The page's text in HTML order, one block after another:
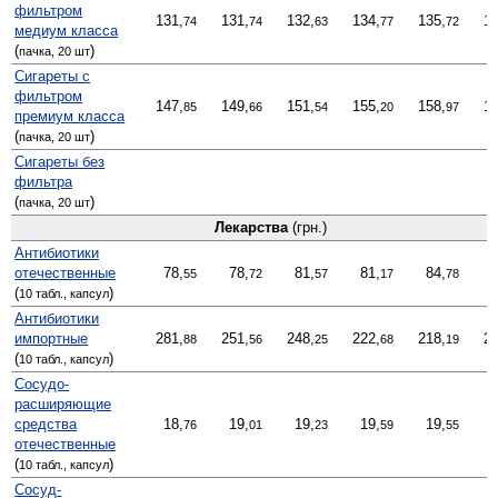
фильтром
медиум класса
(пачка, 20 шт)
131,74 131,74 132,63 134,77 135,72
Сигареты с
фильтром
премиум класса
(пачка, 20 шт)
147,85 149,66 151,54 155,20 158,97
Сигареты без
фильтра
(пачка, 20 шт)
Лекарства (грн.)
Антибиотики
отечественные
(10 табл., капсул)
78,55 78,72 81,57 81, 17 84,78
Антибиотики
импортные
(10 табл., капсул)
281,88 251,56 248,25 222,68 218, 19
Сосудо­
расширяющие
средства
отечественные
(10 табл., капсул)
18,76 19,01 19,23 19,59 19,55
Сосуд­